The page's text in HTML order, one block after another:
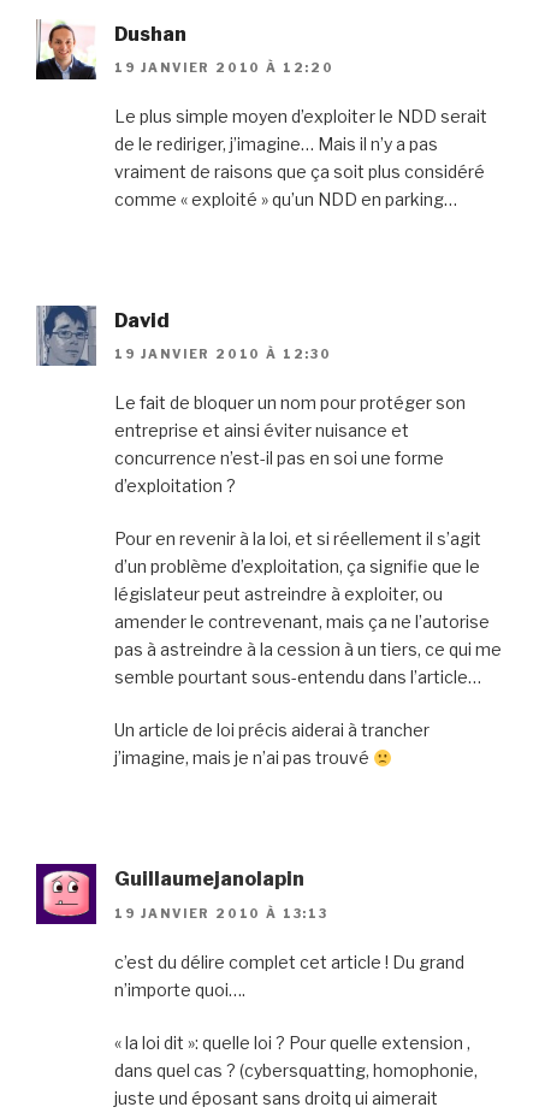
Dushan
19 JANVIER 2010 À 12:20
Le plus simple moyen d’exploiter le NDD serait
de le rediriger, j’imagine… Mais il n’y a pas
vraiment de raisons que ça soit plus considéré
comme « exploité » qu’un NDD en parking…
David
19 JANVIER 2010 À 12:30
Le fait de bloquer un nom pour protéger son
entreprise et ainsi éviter nuisance et
concurrence n’est-il pas en soi une forme
d’exploitation ?
Pour en revenir à la loi, et si réellement il s’agit
d’un problème d’exploitation, ça signifie que le
législateur peut astreindre à exploiter, ou
amender le contrevenant, mais ça ne l’autorise
pas à astreindre à la cession à un tiers, ce qui me
semble pourtant sous-entendu dans l’article…
Un article de loi précis aiderai à trancher
j’imagine, mais je n’ai pas trouvé
Guillaumejanolapin
19 JANVIER 2010 À 13:13
c’est du délire complet cet article ! Du grand
n’importe quoi….
« la loi dit »: quelle loi ? Pour quelle extension ,
dans quel cas ? (cybersquatting, homophonie,
juste und éposant sans droitq ui aimerait